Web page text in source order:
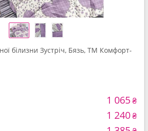
білизни Зустріч, Бязь, ТМ Комфорт-
1 065₴
1 240₴